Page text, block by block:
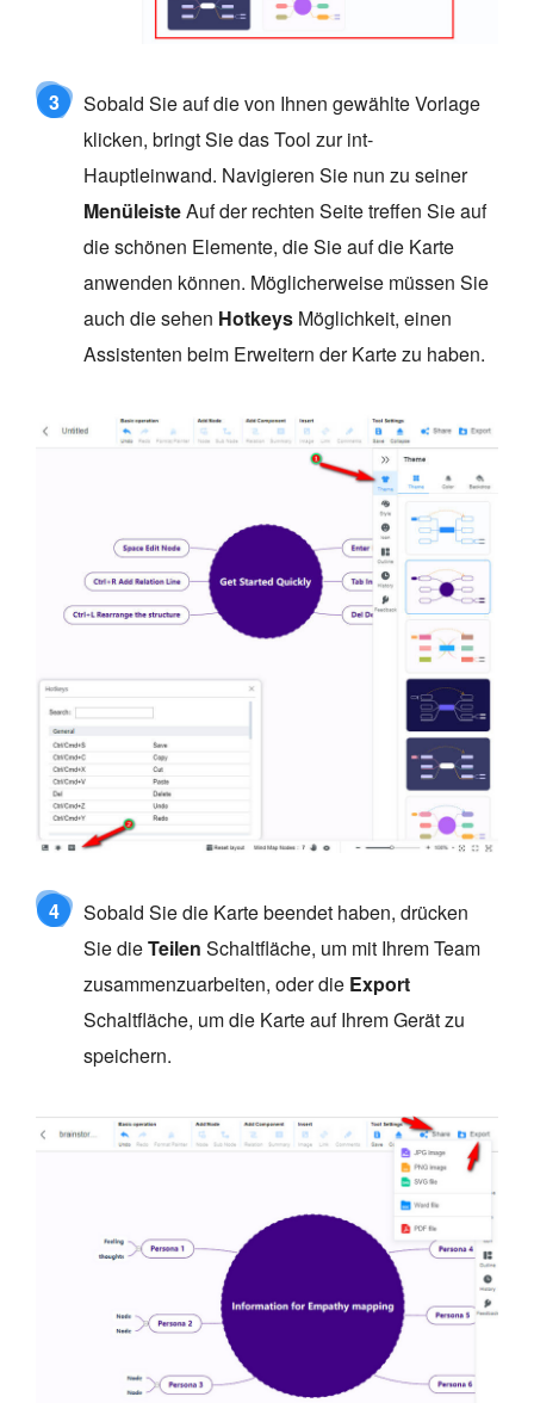
3
Sobald Sie auf die von Ihnen gewählte Vorlage
klicken, bringt Sie das Tool zur int-
Hauptleinwand. Navigieren Sie nun zu seiner
MenüleisteAuf der rechten Seite treffen Sie auf
die schönen Elemente, die Sie auf die Karte
anwenden können. Möglicherweise müssen Sie
auch die sehen Hotkeys Möglichkeit, einen
Assistenten beim Erweitern der Karte zu haben.
4
Sobald Sie die Karte beendet haben, drücken
Sie dieTeilen Schaltfläche, um mit Ihrem Team
zusammenzuarbeiten, oder die Export
Schaltfläche, um die Karte auf Ihrem Gerät zu
speichern.